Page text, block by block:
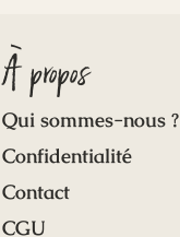
À propos
Qui sommes-nous ?
Confidentialité
Contact
CGU